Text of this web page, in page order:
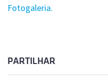
Fotogaleria.
PARTILHAR